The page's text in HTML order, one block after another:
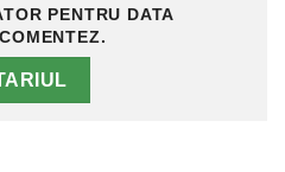
PENTRU DATA